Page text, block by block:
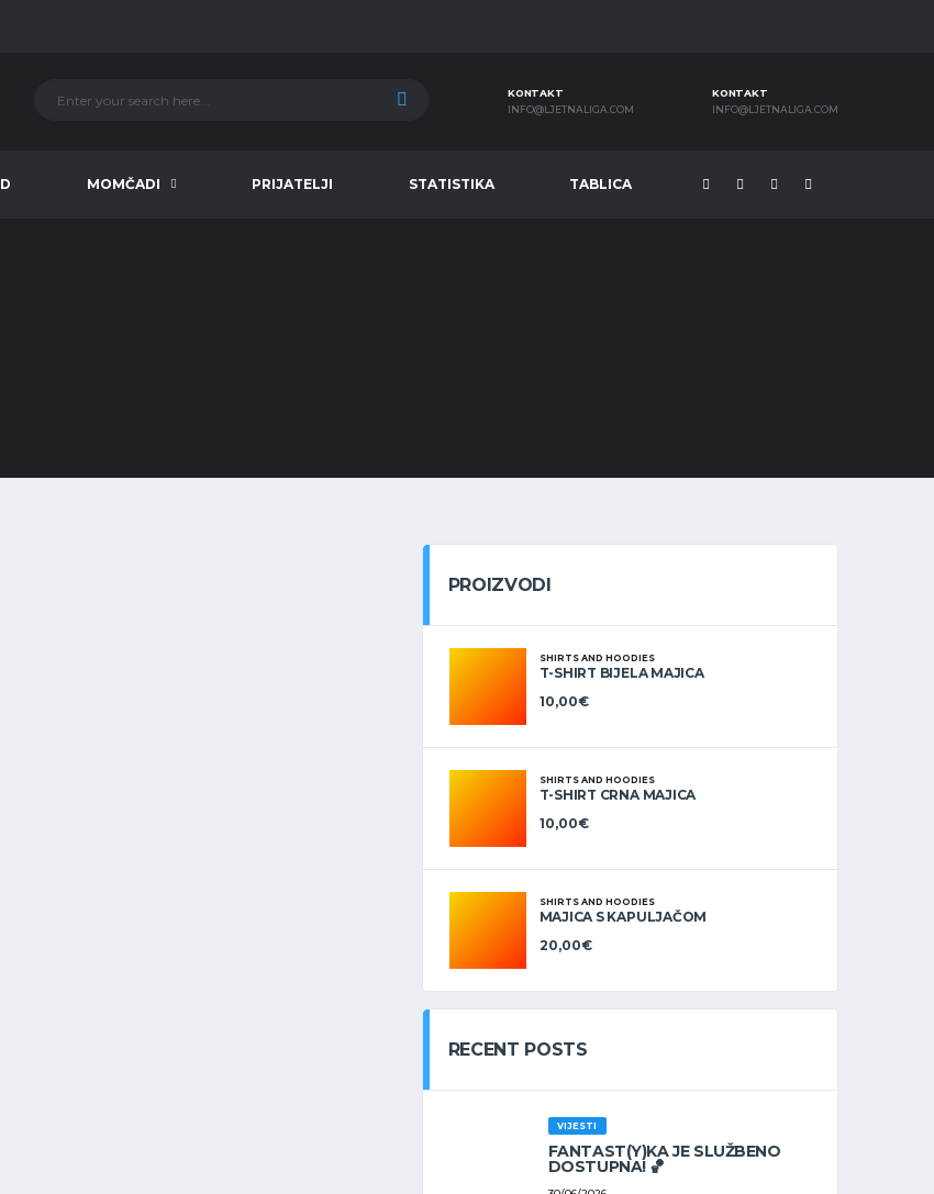
KONTAKT
INFO@LJETNALIGA.COM
KONTAKT
INFO@LJETNALIGA.COM
MOMČADI PRIJATELJI STATISTIKA TABLICA
PROIZVODI
SHIRTS AND HOODIES
T-SHIRT BIJELA MAJICA
10,00€
SHIRTS AND HOODIES
T-SHIRT CRNA MAJICA
10,00€
SHIRTS AND HOODIES
MAJICA S KAPULJAČOM
20,00€
RECENT POSTS
VIJESTI
FANTAST(Y)KA JE SLUŽBENO
DOSTUPNA! 🏀